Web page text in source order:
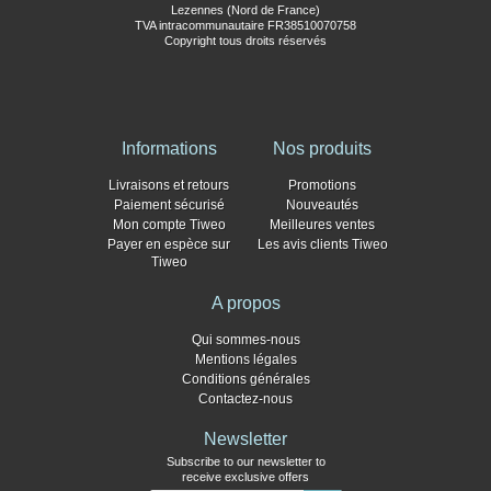
Lezennes (Nord de France)
TVA intracommunautaire FR38510070758
Copyright tous droits réservés
Informations
Livraisons et retours
Paiement sécurisé
Mon compte Tiweo
Payer en espèce sur
Tiweo
Nos produits
Promotions
Nouveautés
Meilleures ventes
Les avis clients Tiweo
A propos
Qui sommes-nous
Mentions légales
Conditions générales
Contactez-nous
Newsletter
Subscribe to our newsletter to
receive exclusive offers